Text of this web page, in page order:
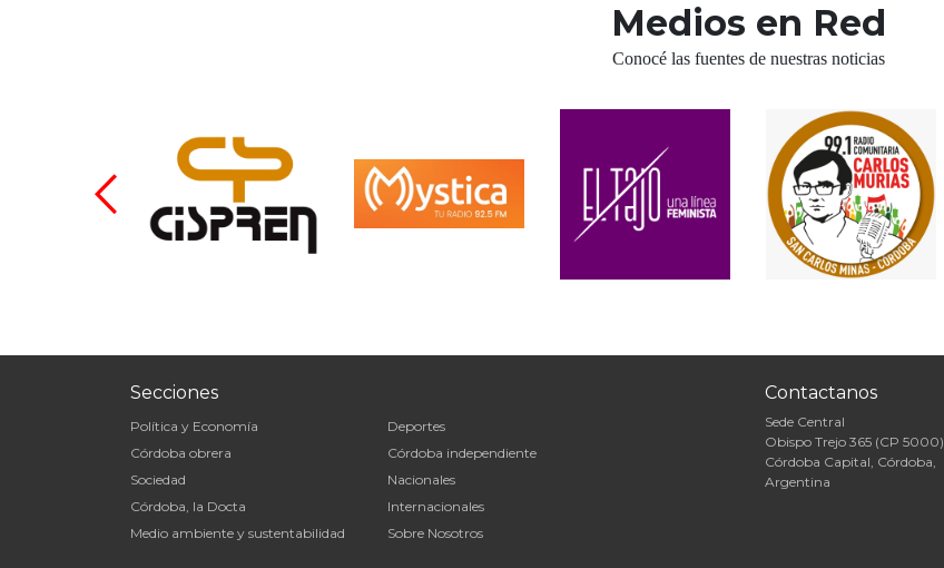
Medios en Red
Conocé las fuentes de nuestras noticias
Secciones
Política y Economía
Córdoba obrera
Sociedad
Córdoba, la Docta
Medio ambiente y sustentabilidad
Deportes
Córdoba independiente
Nacionales
Internacionales
Sobre Nosotros
Contactanos
Sede Central
Obispo Trejo 365 (CP 5000)
Córdoba Capital, Córdoba,
Argentina